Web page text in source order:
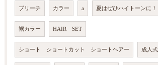
ブリーチ カラー a 夏はぜひハイトーンに！
裾カラー HAIR SET
ショート ショートカット ショートヘアー 成人式